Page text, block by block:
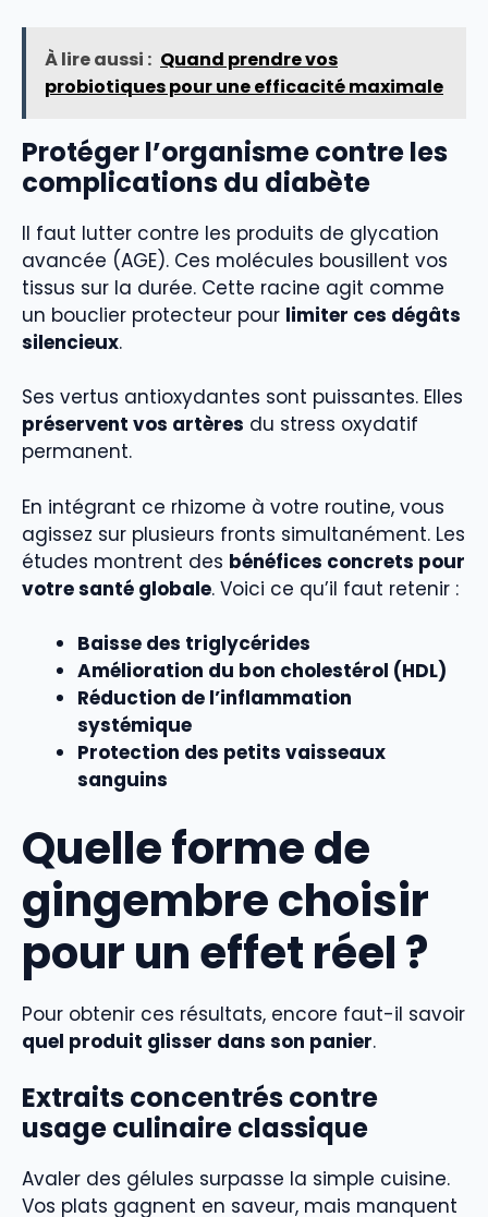
À lire aussi : Quand prendre vos
probiotiques pour une efficacité maximale
Protéger l’organisme contre les
complications du diabète
Il faut lutter contre les produits de glycation
avancée (AGE). Ces molécules bousillent vos
tissus sur la durée. Cette racine agit comme
un bouclier protecteur pour limiter ces dégâts
silencieux.
Ses vertus antioxydantes sont puissantes. Elles
préservent vos artères du stress oxydatif
permanent.
En intégrant ce rhizome à votre routine, vous
agissez sur plusieurs fronts simultanément. Les
études montrent des bénéfices concrets pour
votre santé globale. Voici ce qu’il faut retenir :
Baisse des triglycérides
Amélioration du bon cholestérol (HDL)
Réduction de l’inflammation
systémique
Protection des petits vaisseaux
sanguins
Quelle forme de
gingembre choisir
pour un effet réel ?
Pour obtenir ces résultats, encore faut-il savoir
quel produit glisser dans son panier.
Extraits concentrés contre
usage culinaire classique
Avaler des gélules surpasse la simple cuisine.
Vos plats gagnent en saveur, mais manquent